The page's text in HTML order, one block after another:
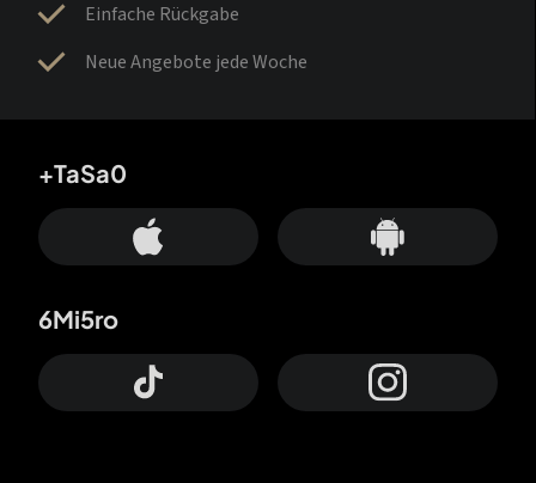
Einfache Rückgabe
Neue Angebote jede Woche
+TaSa0
6Mi5ro